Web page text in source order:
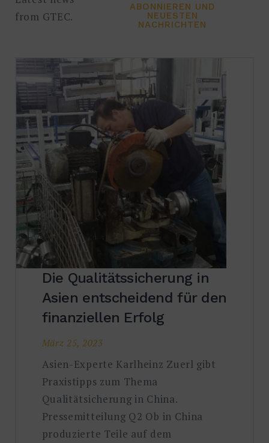
nach:
from GTEC.
ABONNIEREN UND
NEUESTEN
NACHRICHTEN
Die Qualitätssicherung in
Asien entscheidend für den
finanziellen Erfolg
März 25, 2023
Asien-Experte Karlheinz Zuerl gibt
Praxistipps zum Thema
Qualitätsicherung in China.
Pressemitteilung Q2 Ob in China
produzierte Teile auf dem